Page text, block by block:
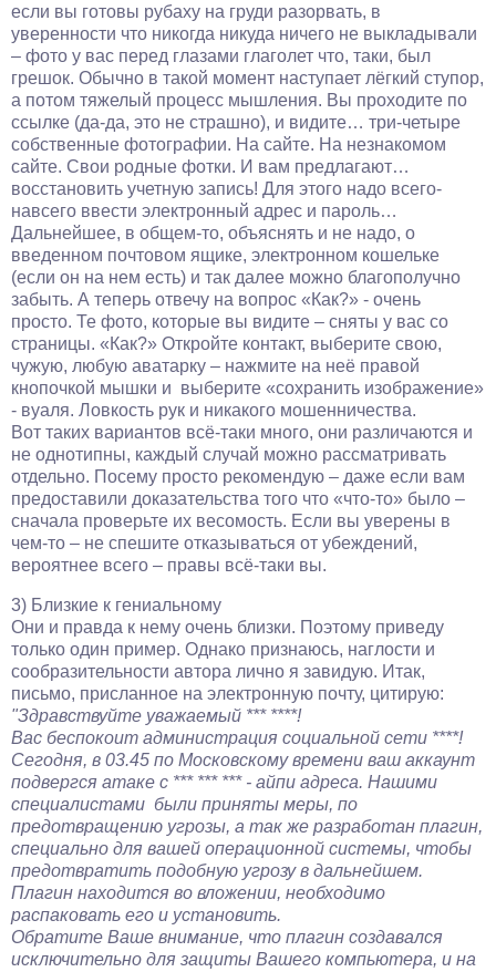
если вы готовы рубаху на груди разорвать, в
уверенности что никогда никуда ничего не выкладывали
– фото у вас перед глазами глаголет что, таки, был
грешок. Обычно в такой момент наступает лёгкий ступор,
а потом тяжелый процесс мышления. Вы проходите по
ссылке (да-да, это не страшно), и видите… три-четыре
собственные фотографии. На сайте. На незнакомом
сайте. Свои родные фотки. И вам предлагают…
восстановить учетную запись! Для этого надо всего-
навсего ввести электронный адрес и пароль…
Дальнейшее, в общем-то, объяснять и не надо, о
введенном почтовом ящике, электронном кошельке
(если он на нем есть) и так далее можно благополучно
забыть. А теперь отвечу на вопрос «Как?» - очень
просто. Те фото, которые вы видите – сняты у вас со
страницы. «Как?» Откройте контакт, выберите свою,
чужую, любую аватарку – нажмите на неё правой
кнопочкой мышки и выберите «сохранить изображение»
- вуаля. Ловкость рук и никакого мошенничества.
Вот таких вариантов всё-таки много, они различаются и
не однотипны, каждый случай можно рассматривать
отдельно. Посему просто рекомендую – даже если вам
предоставили доказательства того что «что-то» было –
сначала проверьте их весомость. Если вы уверены в
чем-то – не спешите отказываться от убеждений,
вероятнее всего – правы всё-таки вы.
3) Близкие к гениальному
Они и правда к нему очень близки. Поэтому приведу
только один пример. Однако признаюсь, наглости и
сообразительности автора лично я завидую. Итак,
письмо, присланное на электронную почту, цитирую:
"Здравствуйте уважаемый *** ****!
Вас беспокоит администрация социальной сети ****!
Сегодня, в 03.45 по Московскому времени ваш аккаунт
подвергся атаке с *** *** *** - айпи адреса. Нашими
специалистами были приняты меры, по
предотвращению угрозы, а так же разработан плагин,
специально для вашей операционной системы, чтобы
предотвратить подобную угрозу в дальнейшем.
Плагин находится во вложении, необходимо
распаковать его и установить.
Обратите Ваше внимание, что плагин создавался
исключительно для защиты Вашего компьютера, и на